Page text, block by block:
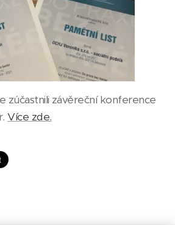
zúčastnili závěreční konference
Více zde.